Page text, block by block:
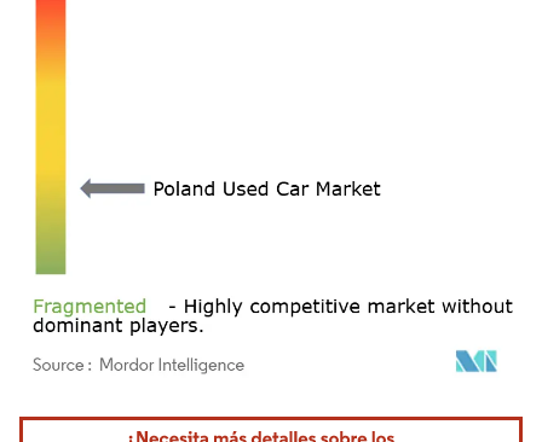
Imagen © Mordor Intelligence. El uso requiere atribución según CC BY 4.0.